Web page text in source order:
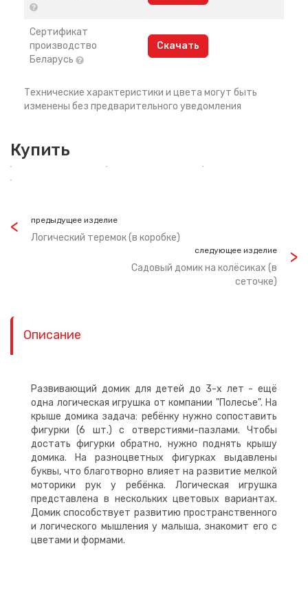
Сертификат
производство
Беларусь
Скачать
Технические характеристики и цвета могут быть
изменены без предварительного уведомления
Купить
предыдущее изделие
Логический теремок (в коробке)
следующее изделие
Садовый домик на колёсиках (в
сеточке)
Описание
Развивающий домик для детей до 3-х лет - ещё
одна логическая игрушка от компании "Полесье". На
крыше домика задача: ребёнку нужно сопоставить
фигурки (6 шт.) с отверстиями-пазлами. Чтобы
достать фигурки обратно, нужно поднять крышу
домика. На разноцветных фигурках выдавлены
буквы, что благотворно влияет на развитие мелкой
моторики рук у ребёнка. Логическая игрушка
представлена в нескольких цветовых вариантах.
Домик способствует развитию пространственного
и логического мышления у малыша, знакомит его с
цветами и формами.